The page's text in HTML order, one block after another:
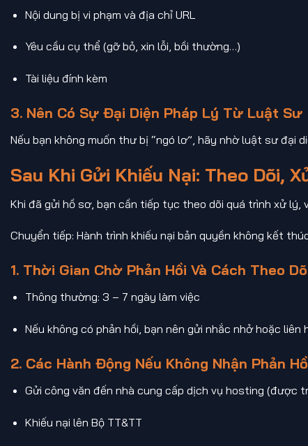
Nội dung bị vi phạm và địa chỉ URL
Yêu cầu cụ thể (gỡ bỏ, xin lỗi, bồi thường…)
Tài liệu đính kèm
3. Nên Có Sự Đại Diện Pháp Lý Từ Luật Sư
Nếu bạn không muốn thư bị “ngó lơ”, hãy nhờ luật sư đại
Sau Khi Gửi Khiếu Nại: Theo Dõi,
Khi đã gửi hồ sơ, bạn cần tiếp tục theo dõi quá trình xử lý,
Chuyển tiếp: Hành trình khiếu nại bản quyền không kết
1. Thời Gian Chờ Phản Hồi Và Cách Theo
Thông thường: 3 – 7 ngày làm việc
Nếu không có phản hồi, bạn nên gửi nhắc nhở hoặc liên
2. Các Hành Động Nếu Không Nhận Phản
Gửi công văn đến nhà cung cấp dịch vụ hosting (được
Khiếu nại lên Bộ TT&TT